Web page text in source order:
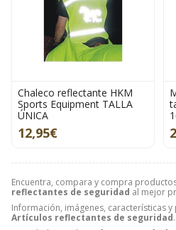
Encuentra, compara y compra
reflectantes de seguridad al mejor
Información, imágenes, características
Artículos reflectantes de seguridad
Chaleco reflectante HKM
Sports Equipment TALLA
ÚNICA
12,95€